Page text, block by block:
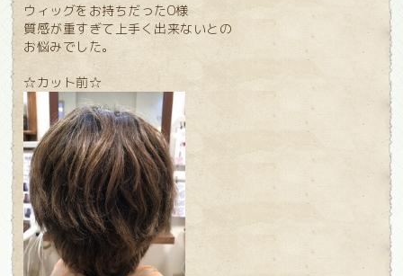
ウィッグをお持ちだったO様
質感が重すぎて上手く出来ないとの
お悩みでした。
☆カット前☆